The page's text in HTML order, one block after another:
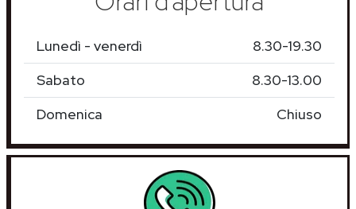
Lunedì - venerdì
8.30-19.30
Sabato
8.30-13.00
Domenica
Chiuso